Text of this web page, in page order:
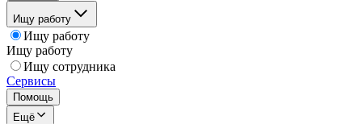
Ищу работу
Ищу работу
Ищу работу
Ищу сотрудника
Сервисы
Помощь
Ещё